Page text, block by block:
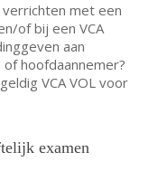
met een
of bij een VCA
aan
hoofdaannemer?
VCA VOL voor
examen